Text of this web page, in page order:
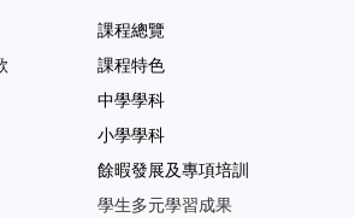
課程總覽
課程特色
中學學科
小學學科
餘暇發展及專項培訓
學生多元學習成果